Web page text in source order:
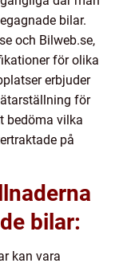
bilar.
och Bilweb.se,
för olika
erbjuder
för
bedöma vilka
på
bilar:
kan vara